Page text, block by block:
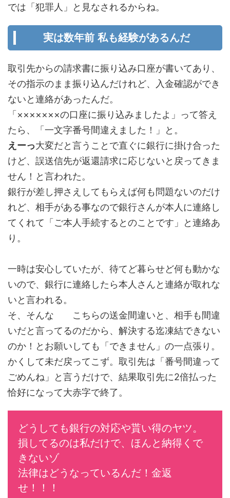
では「犯罪人」と見なされるからね。
実は数年前 私も経験があるんだ
取引先からの請求書に振り込み口座が書いてあり、
その指示のまま振り込んだけれど、入金確認ができ
ないと連絡があったんだ。
「×××××××の口座に振り込みましたよ」って答え
たら、「一文字番号間違えました！」と。
えーっ大変だと言うことで直ぐに銀行に掛け合った
けど、誤送信先が返還請求に応じないと戻ってきま
せん！と言われた。
銀行が差し押さえしてもらえば何も問題ないのだけ
れど、相手がある事なので銀行さんが本人に連絡し
てくれて「ご本人手続するとのことです」と連絡あ
り。
一時は安心していたが、待てど暮らせど何も動かな
いので、銀行に連絡したら本人さんと連絡が取れな
いと言われる。
そ、そんな こちらの送金間違いと、相手も間違
いだと言ってるのだから、解決する迄凍結できない
のか！とお願いしても「できません」の一点張り。
かくして未だ戻ってこず。取引先は「番号間違って
ごめんね」と言うだけで、結果取引先に2倍払った
恰好になって大赤字で終了。
どうしても銀行の対応や貰い得のヤツ。
損してるのは私だけで、ほんと納得くで
きないゾ
法律はどうなっているんだ！金返
せ！！！